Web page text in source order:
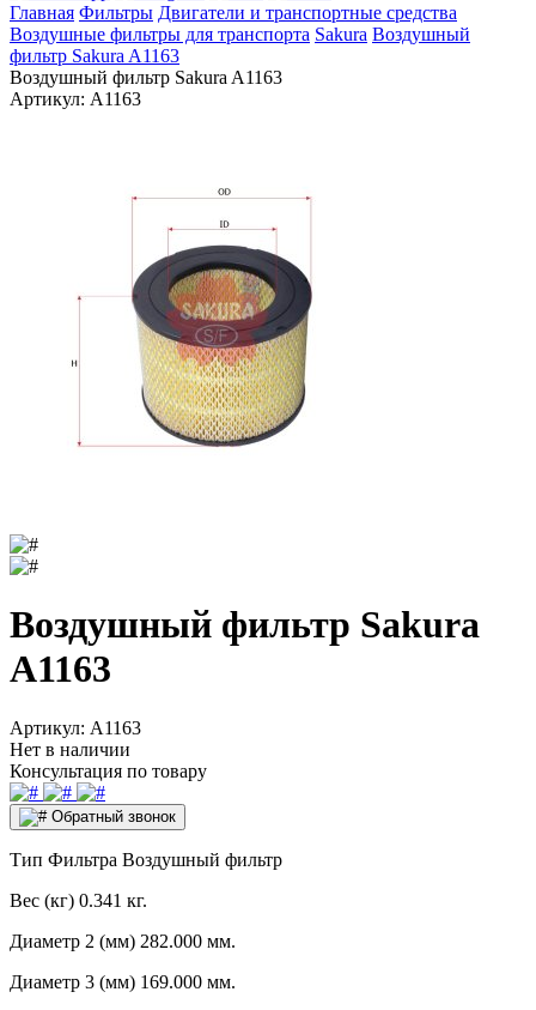
Главная Фильтры Двигатели и транспортные средства
Воздушные фильтры для транспорта Sakura Воздушный
фильтр Sakura A1163
Воздушный фильтр Sakura A1163
Артикул: A1163
Воздушный фильтр Sakura
A1163
Артикул: A1163
Нет в наличии
Консультация по товару
Обратный звонок
Тип Фильтра Воздушный фильтр
Вес (кг) 0.341 кг.
Диаметр 2 (мм) 282.000 мм.
Диаметр 3 (мм) 169.000 мм.